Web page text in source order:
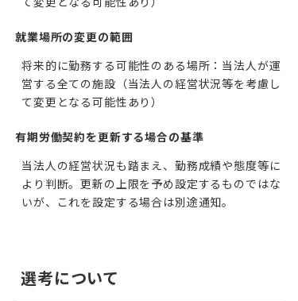
て変更となる可能性あり）
就業場所の変更の範囲
将来的に勤務する可能性のある場所：当法人が運
営する全ての施設（当法人の経営状況等を考慮し
て変更となる可能性あり）
有期労働契約を更新する場合の基準
当法人の経営状況も踏まえ、勤務成績や態度等に
より判断。更新の上限を予め設定するものではな
いが、これを設定する場合は別途通知。
選考について